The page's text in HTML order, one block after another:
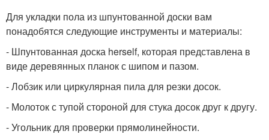
Для укладки пола из шпунтованной доски вам
понадобятся следующие инструменты и материалы:
- Шпунтованная доска herself, которая представлена в
виде деревянных планок с шипом и пазом.
- Лобзик или циркулярная пила для резки досок.
- Молоток с тупой стороной для стука досок друг к другу.
- Угольник для проверки прямолинейности.